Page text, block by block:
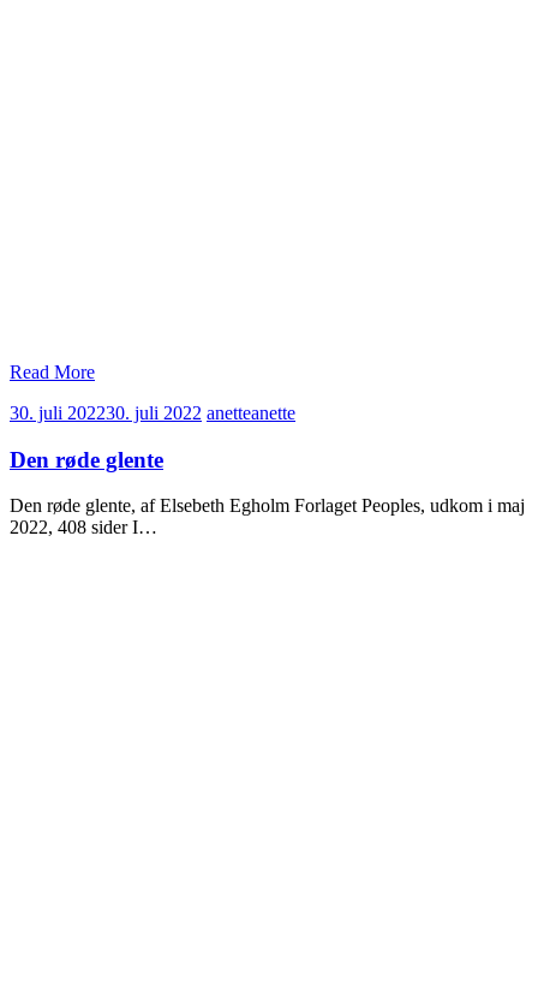
Read More
30. juli 202230. juli 2022 anetteanette
Den røde glente
Den røde glente, af Elsebeth Egholm Forlaget Peoples, udkom i maj
2022, 408 sider I…